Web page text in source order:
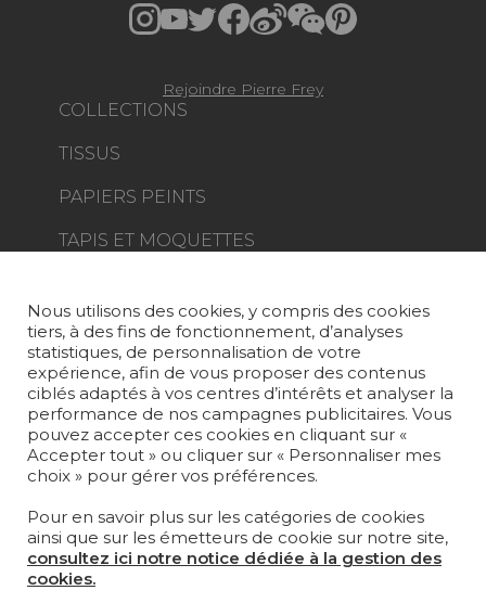
COLLECTIONS
TISSUS
PAPIERS PEINTS
TAPIS ET MOQUETTES
PROJETS
SUR-MESURE
MAGAZINE
LA MAISON
OÙ NOUS TROUVER ?
Rejoindre Pierre Frey
Nous utilisons des cookies, y compris des cookies
tiers, à des fins de fonctionnement, d’analyses
statistiques, de personnalisation de votre
expérience, afin de vous proposer des contenus
ciblés adaptés à vos centres d’intérêts et analyser la
performance de nos campagnes publicitaires. Vous
pouvez accepter ces cookies en cliquant sur «
Accepter tout » ou cliquer sur « Personnaliser mes
choix » pour gérer vos préférences.
Pour en savoir plus sur les catégories de cookies
ainsi que sur les émetteurs de cookie sur notre site,
consultez ici notre notice dédiée à la gestion des
cookies.